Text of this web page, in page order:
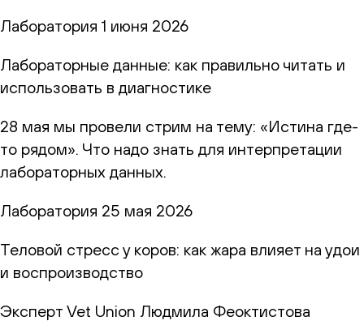
Лаборатория 1 июня 2026
Лабораторные данные: как правильно читать и
использовать в диагностике
28 мая мы провели стрим на тему: «Истина где-
то рядом». Что надо знать для интерпретации
лабораторных данных.
Лаборатория 25 мая 2026
Теловой стресс у коров: как жара влияет на удои
и воспроизводство
Эксперт Vet Union Людмила Феоктистова